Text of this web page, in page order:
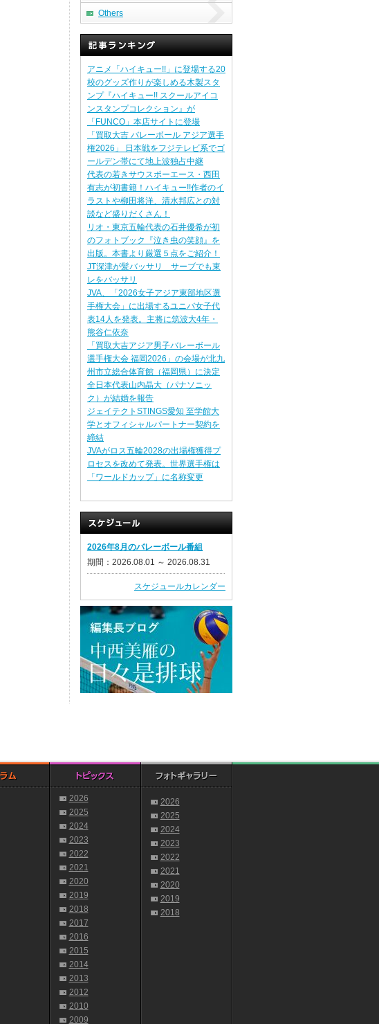
Others
アニメ「ハイキュー!!」に登場する20
校のグッズ作りが楽しめる木製スタ
ンプ『ハイキュー!! スクールアイコ
ンスタンプコレクション』が
「FUNCO」本店サイトに登場
「買取大吉 バレーボール アジア選手
権2026」 日本戦をフジテレビ系でゴ
ールデン帯にて地上波独占中継
代表の若きサウスポーエース・西田
有志が初書籍！ハイキュー!!作者のイ
ラストや柳田将洋、清水邦広との対
談など盛りだくさん！
リオ・東京五輪代表の石井優希が初
のフォトブック『泣き虫の笑顔』を
出版。本書より厳選５点をご紹介！
JT深津が髪バッサリ サーブでも東
レをバッサリ
JVA、「2026女子アジア東部地区選
手権大会」に出場するユニバ女子代
表14人を発表。主将に筑波大4年・
熊谷仁依奈
「買取大吉アジア男子バレーボール
選手権大会 福岡2026」の会場が北九
州市立総合体育館（福岡県）に決定
全日本代表山内晶大（パナソニッ
ク）が結婚を報告
ジェイテクトSTINGS愛知 至学館大
学とオフィシャルパートナー契約を
締結
JVAがロス五輪2028の出場権獲得プ
ロセスを改めて発表。世界選手権は
「ワールドカップ」に名称変更
2026年8月のバレーボール番組
期間：2026.08.01 ～ 2026.08.31
スケジュールカレンダー
2026
2025
2024
2023
2022
2021
2020
2019
2018
2017
2016
2015
2014
2013
2012
2010
2009
2026
2025
2024
2023
2022
2021
2020
2019
2018